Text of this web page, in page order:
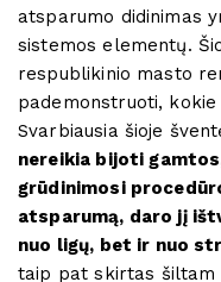
atsparumo didinimas
sistemos elementų.
respublikinio masto
pademonstruoti, kokie
Svarbiausia šioje
nereikia bijoti
grūdinimosi
atsparumą, daro jį
nuo ligų, bet ir nuo
taip pat skirtas šiltam